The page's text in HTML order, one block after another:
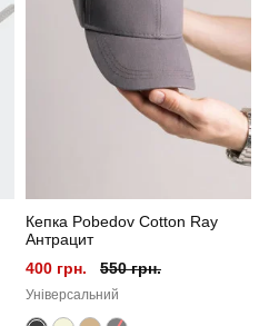
100% поліестер
україна
Кепка Pobedov Cotton Ray
Антрацит
400 грн.
550 грн.
Універсальний